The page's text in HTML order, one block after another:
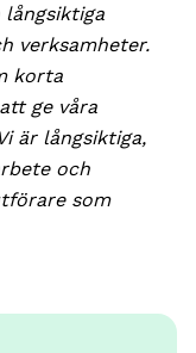
verksamheter.
korta
ge våra
är långsiktiga,
och
som